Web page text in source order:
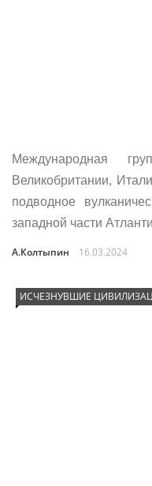
Международная
Великобритании,
подводное
западной части
А.Колтыпин 16.03.2024
ИСЧЕЗНУВШИЕ